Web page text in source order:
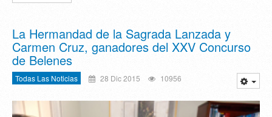
La Hermandad de la Sagrada Lanzada y
Carmen Cruz, ganadores del XXV Concurso
de Belenes
Todas Las Noticias 28 Dic 2015 10956